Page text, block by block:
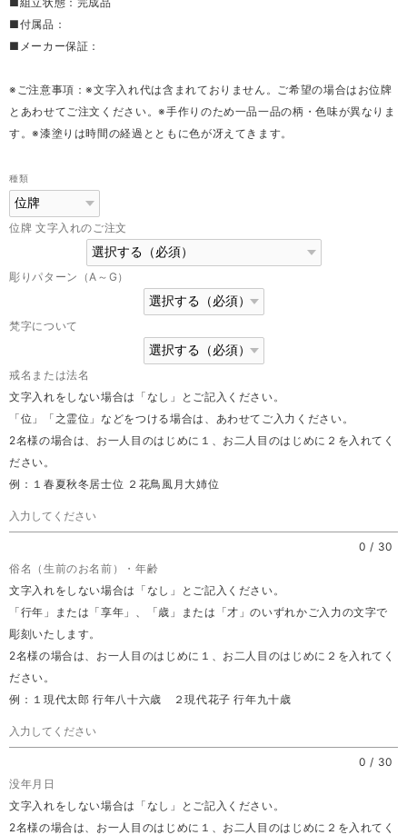
■付属品：
■メーカー保証：
※ご注意事項：※文字入れ代は含まれておりません。ご希望の場合はお位牌
とあわせてご注文ください。※手作りのため一品一品の柄・色味が異なりま
す。※漆塗りは時間の経過とともに色が冴えてきます。
種類
位牌 文字入れのご注文
彫りパターン（A～G）
梵字について
戒名または法名
文字入れをしない場合は「なし」とご記入ください。
「位」「之霊位」などをつける場合は、あわせてご入力ください。
2名様の場合は、お一人目のはじめに１、お二人目のはじめに２を入れてく
ださい。
例：１春夏秋冬居士位 ２花鳥風月大姉位
0 / 30
俗名（生前のお名前）・年齢
文字入れをしない場合は「なし」とご記入ください。
「行年」または「享年」、「歳」または「才」のいずれかご入力の文字で
彫刻いたします。
2名様の場合は、お一人目のはじめに１、お二人目のはじめに２を入れてく
ださい。
例：１現代太郎 行年八十六歳 ２現代花子 行年九十歳
0 / 30
没年月日
文字入れをしない場合は「なし」とご記入ください。
2名様の場合は、お一人目のはじめに１、お二人目のはじめに２を入れてく